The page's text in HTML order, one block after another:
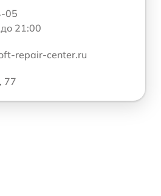
05
21:00
repair-center.ru
77